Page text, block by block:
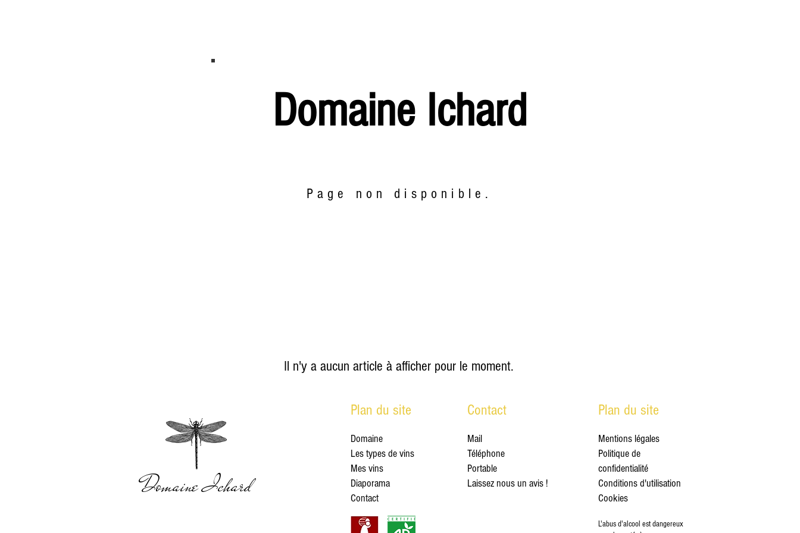
Domaine Ichard
Page non disponible.
Il n'y a aucun article à afficher pour le moment.
Domaine Ichard
Plan du site
Domaine
Les types de vins
Mes vins
Diaporama
Contact
Contact
Mail
Téléphone
Portable
Laissez nous un avis !
Plan du site
Mentions légales
Politique de
confidentialité
Conditions d'utilisation
Cookies
L'abus d'alcool est dangereux